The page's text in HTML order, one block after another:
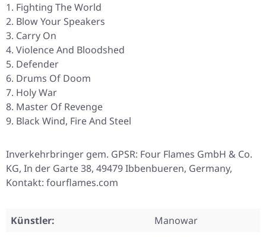
Fighting The World
Blow Your Speakers
Carry On
Violence And Bloodshed
Defender
Drums Of Doom
Holy War
Master Of Revenge
Black Wind, Fire And Steel
Inverkehrbringer gem. GPSR: Four Flames GmbH & Co.
KG, In der Garte 38, 49479 Ibbenbueren, Germany,
Kontakt: fourflames.com
Künstler:
Manowar